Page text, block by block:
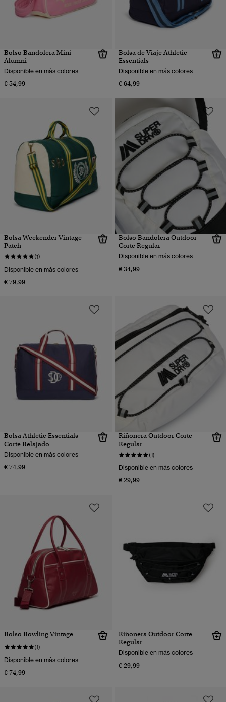
Bolso Bandolera Mini
Alumni
Disponible en más colores
€ 54,99
Bolsa de Viaje Athletic
Essentials
Disponible en más colores
€ 64,99
Bolsa Weekender Vintage
Patch
(1)
Disponible en más colores
€ 79,99
Bolso Bandolera Outdoor
Corte Regular
Disponible en más colores
€ 34,99
Bolsa Athletic Essentials
Corte Relajado
Disponible en más colores
€ 74,99
Riñonera Outdoor Corte
Regular
(1)
Disponible en más colores
€ 29,99
Bolso Bowling Vintage
(1)
Disponible en más colores
€ 74,99
Riñonera Outdoor Corte
Regular
Disponible en más colores
€ 29,99